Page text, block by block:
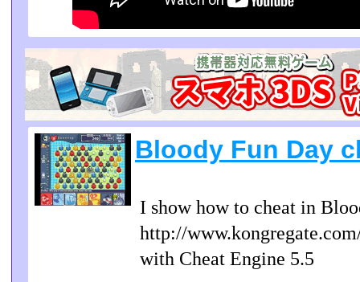
Bloody Fun Day
I show how to cheat in
http://
with Cheat Engine 5.5